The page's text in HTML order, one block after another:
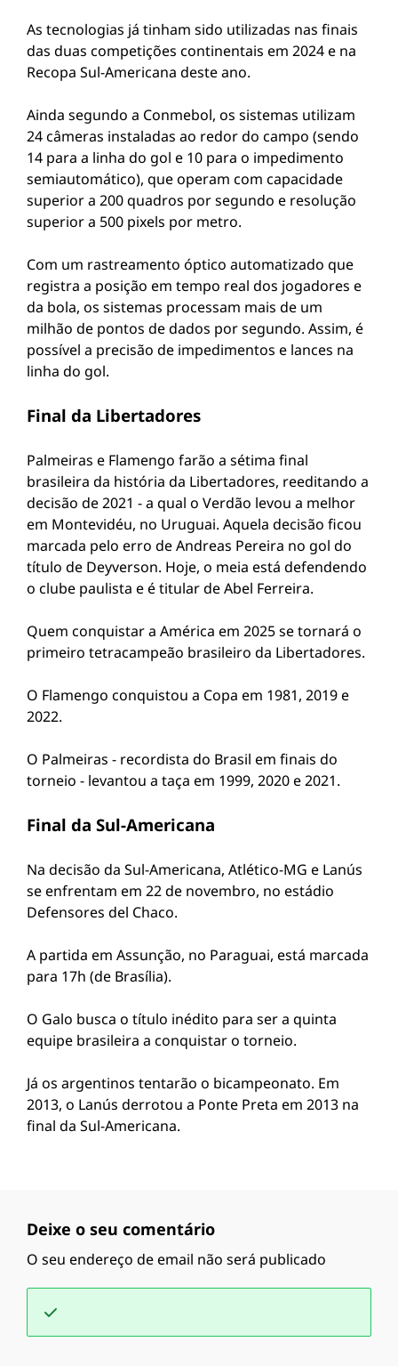
As tecnologias já tinham sido utilizadas nas finais
das duas competições continentais em 2024 e na
Recopa Sul-Americana deste ano.
Ainda segundo a Conmebol, os sistemas utilizam
24 câmeras instaladas ao redor do campo (sendo
14 para a linha do gol e 10 para o impedimento
semiautomático), que operam com capacidade
superior a 200 quadros por segundo e resolução
superior a 500 pixels por metro.
Com um rastreamento óptico automatizado que
registra a posição em tempo real dos jogadores e
da bola, os sistemas processam mais de um
milhão de pontos de dados por segundo. Assim, é
possível a precisão de impedimentos e lances na
linha do gol.
Final da Libertadores
Palmeiras e Flamengo farão a sétima final
brasileira da história da Libertadores, reeditando a
decisão de 2021 - a qual o Verdão levou a melhor
em Montevidéu, no Uruguai. Aquela decisão ficou
marcada pelo erro de Andreas Pereira no gol do
título de Deyverson. Hoje, o meia está defendendo
o clube paulista e é titular de Abel Ferreira.
Quem conquistar a América em 2025 se tornará o
primeiro tetracampeão brasileiro da Libertadores.
O Flamengo conquistou a Copa em 1981, 2019 e
2022.
O Palmeiras - recordista do Brasil em finais do
torneio - levantou a taça em 1999, 2020 e 2021.
Final da Sul-Americana
Na decisão da Sul-Americana, Atlético-MG e Lanús
se enfrentam em 22 de novembro, no estádio
Defensores del Chaco.
A partida em Assunção, no Paraguai, está marcada
para 17h (de Brasília).
O Galo busca o título inédito para ser a quinta
equipe brasileira a conquistar o torneio.
Já os argentinos tentarão o bicampeonato. Em
2013, o Lanús derrotou a Ponte Preta em 2013 na
final da Sul-Americana.
Deixe o seu comentário
O seu endereço de email não será publicado